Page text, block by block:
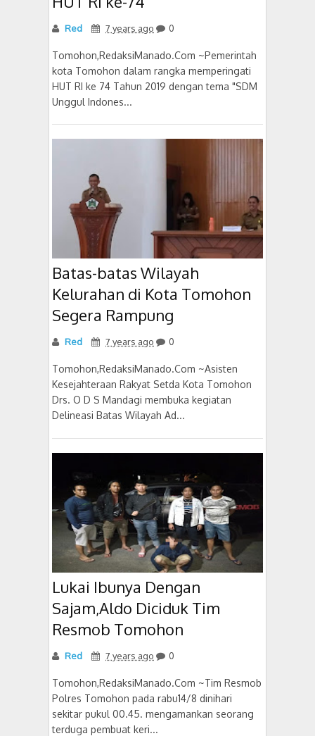
Red 7 years ago 0
Tomohon,RedaksiManado.Com ~Pemerintah
kota Tomohon dalam rangka memperingati
HUT RI ke 74 Tahun 2019 dengan tema "SDM
Unggul Indones...
Batas-batas Wilayah
Kelurahan di Kota Tomohon
Segera Rampung
Red 7 years ago 0
Tomohon,RedaksiManado.Com ~Asisten
Kesejahteraan Rakyat Setda Kota Tomohon
Drs. O D S Mandagi membuka kegiatan
Delineasi Batas Wilayah Ad...
Lukai Ibunya Dengan
Sajam,Aldo Diciduk Tim
Resmob Tomohon
Red 7 years ago 0
Tomohon,RedaksiManado.Com ~Tim Resmob
Polres Tomohon pada rabu14/8 dinihari
sekitar pukul 00.45. mengamankan seorang
terduga pembuat keri...